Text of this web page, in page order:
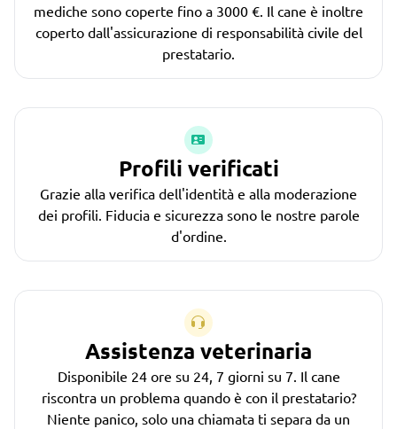
mediche sono coperte fino a 3000 €. Il cane è inoltre
coperto dall'assicurazione di responsabilità civile del
prestatario.
Profili verificati
Grazie alla verifica dell'identità e alla moderazione
dei profili. Fiducia e sicurezza sono le nostre parole
d'ordine.
Assistenza veterinaria
Disponibile 24 ore su 24, 7 giorni su 7. Il cane
riscontra un problema quando è con il prestatario?
Niente panico, solo una chiamata ti separa da un